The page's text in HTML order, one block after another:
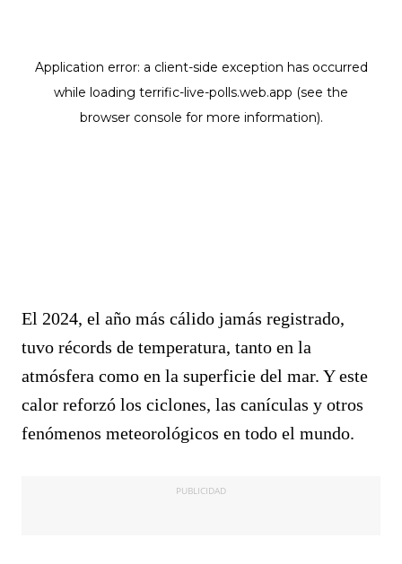
El 2024, el año más cálido jamás registrado,
tuvo récords de temperatura, tanto en la
atmósfera como en la superficie del mar. Y este
calor reforzó los ciclones, las canículas y otros
fenómenos meteorológicos en todo el mundo.
PUBLICIDAD